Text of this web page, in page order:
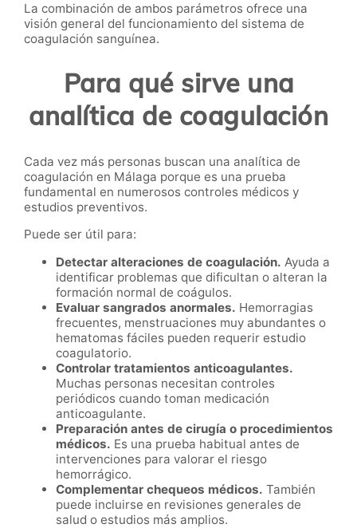
La combinación de ambos parámetros ofrece una
visión general del funcionamiento del sistema de
coagulación sanguínea.
Para qué sirve una
analítica de coagulación
Cada vez más personas buscan una analítica de
coagulación en Málaga porque es una prueba
fundamental en numerosos controles médicos y
estudios preventivos.
Puede ser útil para:
Detectar alteraciones de coagulación. Ayuda a
identificar problemas que dificultan o alteran la
formación normal de coágulos.
Evaluar sangrados anormales. Hemorragias
frecuentes, menstruaciones muy abundantes o
hematomas fáciles pueden requerir estudio
coagulatorio.
Controlar tratamientos anticoagulantes.
Muchas personas necesitan controles
periódicos cuando toman medicación
anticoagulante.
Preparación antes de cirugía o procedimientos
médicos. Es una prueba habitual antes de
intervenciones para valorar el riesgo
hemorrágico.
Complementar chequeos médicos. También
puede incluirse en revisiones generales de
salud o estudios más amplios.